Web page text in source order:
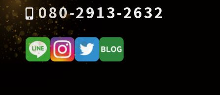
080-2913-2632